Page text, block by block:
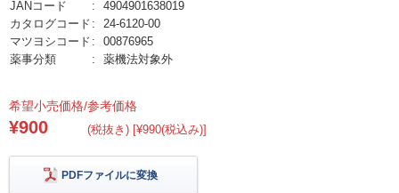
JANコード
4904901638019
カタログコード
24-6120-00
マツヨシコード
00876965
薬事分類
薬機法対象外
希望小売価格/参考価格
¥900 (税抜き) [¥990(税込み)]
PDFファイルに変換